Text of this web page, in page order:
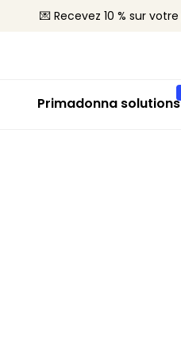
💌 Recevez 10 % sur
Primadonna solutions